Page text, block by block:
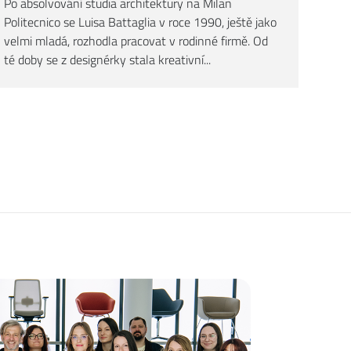
Politecnico se Luisa Battaglia v roce 1990, ještě jako
velmi mladá, rozhodla pracovat v rodinné firmě. Od
té doby se z designérky stala kreativní...